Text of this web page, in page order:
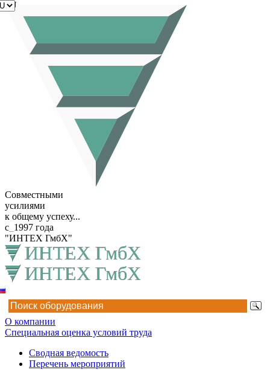
Совместными
усилиями
к общему успеху...
с 1997 года
"ИНТЕХ ГмбХ"
RU
О компании
Специальная оценка условий труда
Сводная ведомость
Перечень мероприятий